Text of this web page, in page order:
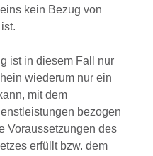
kein Bezug von
ist in diesem Fall nur
wiederum nur ein
mit dem
bezogen
Voraussetzungen des
erfüllt bzw. dem